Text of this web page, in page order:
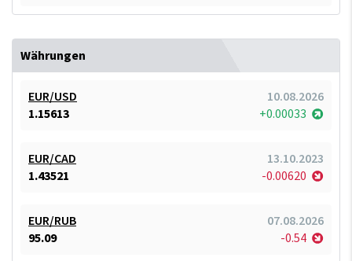
Währungen
EUR/USD
10.08.2026
1.15613
+0.00033
EUR/CAD
13.10.2023
1.43521
-0.00620
EUR/RUB
07.08.2026
95.09
-0.54